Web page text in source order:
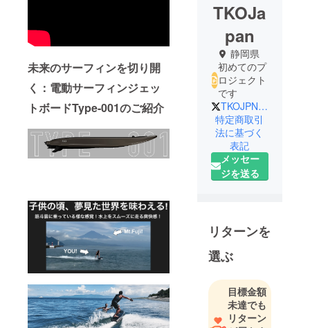
未来のサーフィンを切り開
く：電動サーフィンジェッ
トボードType-001のご紹介
TKOJa
pan
静岡県
初めてのプ
ロジェクト
です
TKOJPNOFFICIAL
特定商取引
法に基づく
表記
メッセー
ジを送る
リターンを
選ぶ
目標金額
未達でも
リターン